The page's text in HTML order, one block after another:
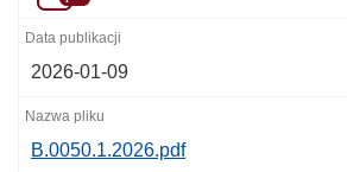
2026-01-09
B.0050.1.2026.pdf